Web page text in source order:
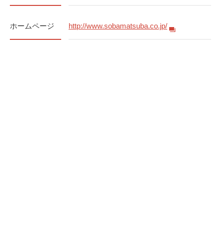
ホームページ http://www.sobamatsuba.co.jp/